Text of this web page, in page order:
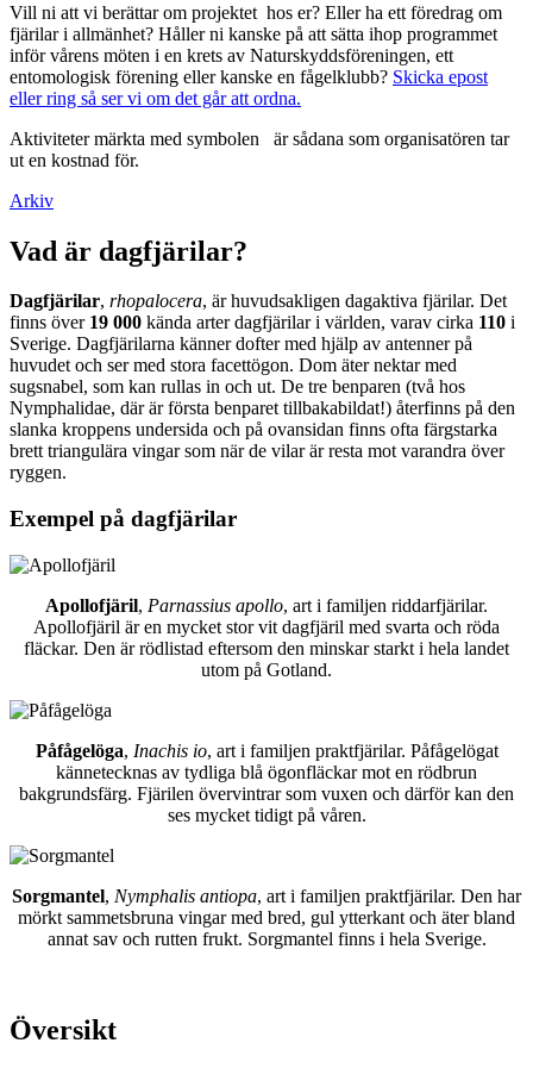
Vill ni att vi berättar om projektet hos er? Eller ha ett föredrag om
fjärilar i allmänhet? Håller ni kanske på att sätta ihop programmet
inför vårens möten i en krets av Naturskyddsföreningen, ett
entomologisk förening eller kanske en fågelklubb? Skicka epost
eller ring så ser vi om det går att ordna.
Aktiviteter märkta med symbolen
är sådana som organisatören tar
ut en kostnad för.
Arkiv
Vad är dagfjärilar?
Dagfjärilar, rhopalocera, är huvudsakligen dagaktiva fjärilar. Det
finns över 19 000 kända arter dagfjärilar i världen, varav cirka 110 i
Sverige. Dagfjärilarna känner dofter med hjälp av antenner på
huvudet och ser med stora facettögon. Dom äter nektar med
sugsnabel, som kan rullas in och ut. De tre benparen (två hos
Nymphalidae, där är första benparet tillbakabildat!) återfinns på den
slanka kroppens undersida och på ovansidan finns ofta färgstarka
brett triangulära vingar som när de vilar är resta mot varandra över
ryggen.
Exempel på dagfjärilar
Apollofjäril, Parnassius apollo, art i familjen riddarfjärilar.
Apollofjäril är en mycket stor vit dagfjäril med svarta och röda
fläckar. Den är rödlistad eftersom den minskar starkt i hela landet
utom på Gotland.
Påfågelöga, Inachis io, art i familjen praktfjärilar. Påfågelögat
kännetecknas av tydliga blå ögonfläckar mot en rödbrun
bakgrundsfärg. Fjärilen övervintrar som vuxen och därför kan den
ses mycket tidigt på våren.
Sorgmantel, Nymphalis antiopa, art i familjen praktfjärilar. Den har
mörkt sammetsbruna vingar med bred, gul ytterkant och äter bland
annat sav och rutten frukt. Sorgmantel finns i hela Sverige.
Översikt